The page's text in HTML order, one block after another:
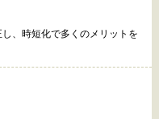
、時短化で多くのメリットを